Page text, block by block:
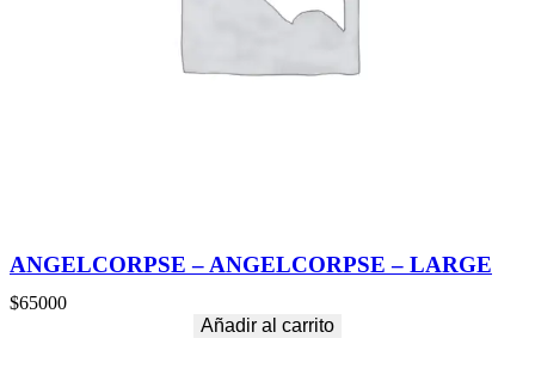
ANGELCORPSE – ANGELCORPSE – LARGE
$65000
Añadir al carrito